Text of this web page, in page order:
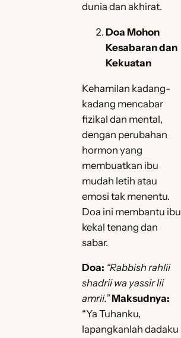
dunia dan akhirat.
Doa Mohon
Kesabaran dan
Kekuatan
Kehamilan kadang-
kadang mencabar
fizikal dan mental,
dengan perubahan
hormon yang
membuatkan ibu
mudah letih atau
emosi tak menentu.
Doa ini membantu ibu
kekal tenang dan
sabar.
Doa: “Rabbish rahlii
shadrii wa yassir lii
amrii.”Maksudnya:
“Ya Tuhanku,
lapangkanlah dadaku